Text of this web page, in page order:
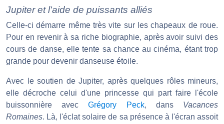
Jupiter et l'aide de puissants alliés
Celle-ci démarre même très vite sur les chapeaux de roue.
Pour en revenir à sa riche biographie, après avoir suivi des
cours de danse, elle tente sa chance au cinéma, étant trop
grande pour devenir danseuse étoile.
Avec le soutien de Jupiter, après quelques rôles mineurs,
elle décroche celui d'une princesse qui part faire l'école
buissonnière avecGrégory Peck, dans Vacances
Romaines. Là, l'éclat solaire de sa présence à l'écran assoit